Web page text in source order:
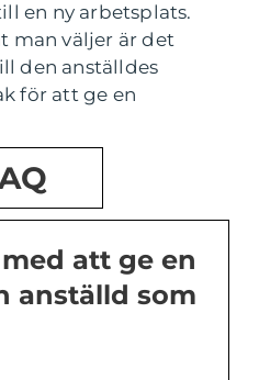
en ny arbetsplats.
man väljer är det
den anställdes
för att ge en
att ge en
anställd som